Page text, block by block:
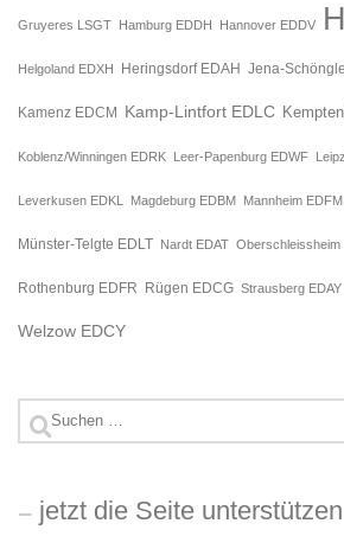
Gruyeres LSGT Hamburg EDDH Hannover EDDV
Helgoland EDXH Heringsdorf EDAH Jena-
Kamenz EDCM Kamp-Lintfort EDLC
Koblenz/Winningen EDRK Leer-Papenburg EDWF
Leverkusen EDKL Magdeburg EDBM Mannheim EDFM
Münster-Telgte EDLT Nardt EDAT Oberschleissheim
Rothenburg EDFR Rügen EDCG Strausberg EDAY
Welzow EDCY
Suchen
jetzt die Seite unterstützen